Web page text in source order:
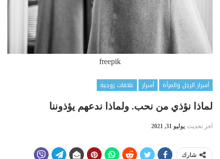
freepik
أسرار الرجل والمرأة أسرار
علاقات زوجية
لماذا نؤذي من نحب. ولماذا ندعهم يؤذوننا
آخر تحديث يوليو 31, 2021
شارك